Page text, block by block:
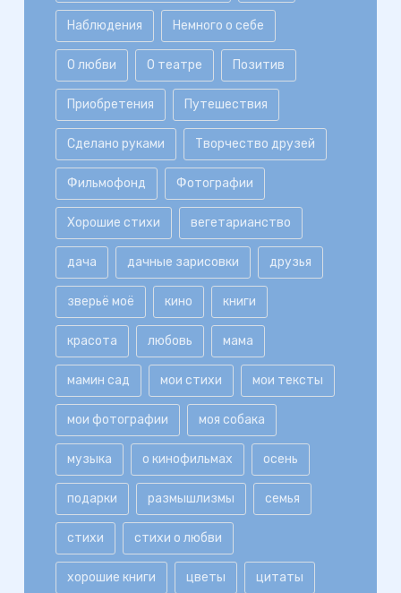
Наблюдения Немного о себе
О любви О театре Позитив
Приобретения Путешествия
Сделано руками Творчество друзей
Фильмофонд Фотографии
Хорошие стихи вегетарианство
дача дачные зарисовки друзья
зверьё моё кино книги
красота любовь мама
мамин сад мои стихи мои тексты
мои фотографии моя собака
музыка о кинофильмах осень
подарки размышлизмы семья
стихи стихи о любви
хорошие книги цветы цитаты